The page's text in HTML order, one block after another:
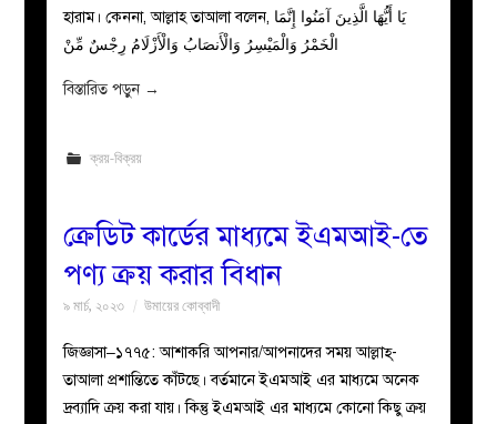
হারাম। কেননা, আল্লাহ তাআলা বলেন, يَا أَيُّهَا الَّذِينَ آمَنُوا إِنَّمَا
الْخَمْرُ وَالْمَيْسِرُ وَالْأَنصَابُ وَالْأَزْلَامُ رِجْسٌ مِّنْ
বিস্তারিত পড়ুন →
ক্রয়-বিক্রয়
ক্রেডিট কার্ডের মাধ্যমে ইএমআই-তে
পণ্য ক্রয় করার বিধান
৯ মার্চ, ২০২৩ উমায়ের কোব্বাদী
জিজ্ঞাসা–১৭৭৫: আশাকরি আপনার/আপনাদের সময় আল্লাহ্-
তাআলা প্রশান্তিতে কাঁটছে। বর্তমানে ইএমআই এর মাধ্যমে অনেক
দ্রব্যাদি ক্রয় করা যায়। কিন্তু ইএমআই এর মাধ্যমে কোনো কিছু ক্রয়